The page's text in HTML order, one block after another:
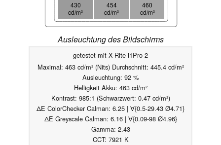
430
cd/m²
454
cd/m²
460
cd/m²
Ausleuchtung des Bildschirms
getestet mit X-Rite i1Pro 2
Maximal: 463 cd/m² (Nits) Durchschnitt: 445.4 cd/m²
Ausleuchtung: 92 %
Helligkeit Akku: 463 cd/m²
Kontrast: 985:1 (Schwarzwert: 0.47 cd/m²)
ΔE ColorChecker Calman: 6.25 | ∀{0.5-29.43 Ø4.71}
ΔE Greyscale Calman: 6.16 | ∀{0.09-98 Ø4.96}
Gamma: 2.43
CCT: 7921 K